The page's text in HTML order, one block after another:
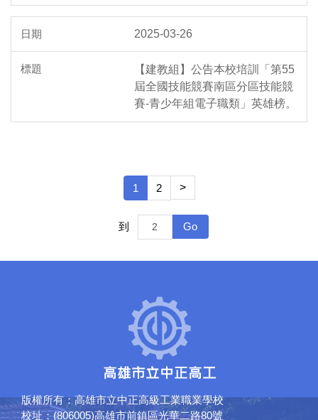
2025-03-26
【建教組】公告本校培訓「第55
屆全國技能競賽南區分區技能競
賽-青少年組電子職類」英雄榜。
1 2 >
到 Go
版權所有：高雄市立中正高級工業職業學校
校址：(806005)高雄市前鎮區光華二路80號